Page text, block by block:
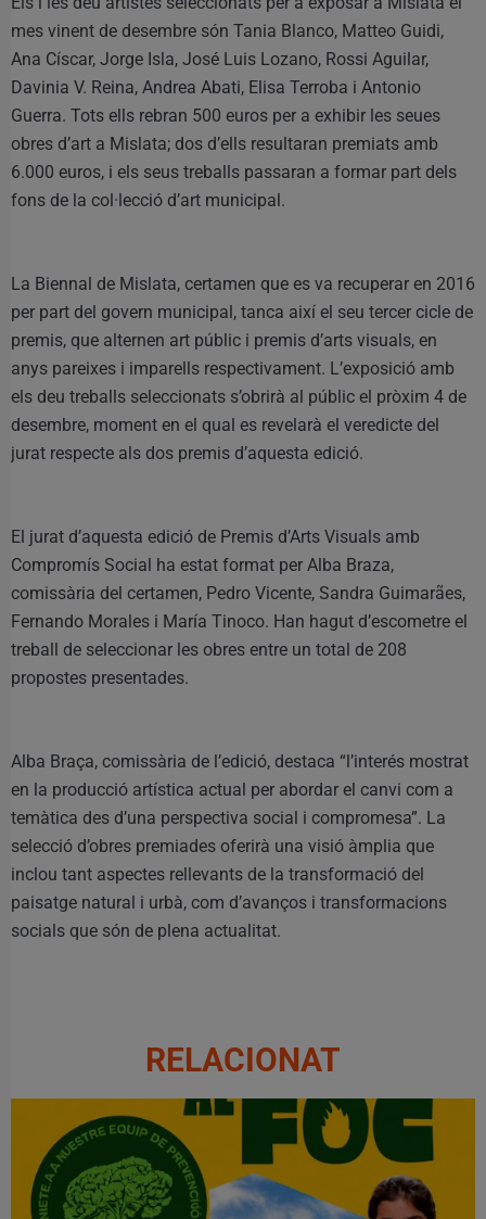
mes vinent de desembre són Tania Blanco, Matteo Guidi,
Ana Císcar, Jorge Isla, José Luis Lozano, Rossi Aguilar,
Davinia V. Reina, Andrea Abati, Elisa Terroba i Antonio
Guerra. Tots ells rebran 500 euros per a exhibir les seues
obres d’art a Mislata; dos d’ells resultaran premiats amb
6.000 euros, i els seus treballs passaran a formar part dels
fons de la col·lecció d’art municipal.
La Biennal de Mislata, certamen que es va recuperar en 2016
per part del govern municipal, tanca així el seu tercer cicle de
premis, que alternen art públic i premis d’arts visuals, en
anys pareixes i imparells respectivament. L’exposició amb
els deu treballs seleccionats s’obrirà al públic el pròxim 4 de
desembre, moment en el qual es revelarà el veredicte del
jurat respecte als dos premis d’aquesta edició.
El jurat d’aquesta edició de Premis d’Arts Visuals amb
Compromís Social ha estat format per Alba Braza,
comissària del certamen, Pedro Vicente, Sandra Guimarães,
Fernando Morales i María Tinoco. Han hagut d’escometre el
treball de seleccionar les obres entre un total de 208
propostes presentades.
Alba Braça, comissària de l’edició, destaca “l’interés mostrat
en la producció artística actual per abordar el canvi com a
temàtica des d’una perspectiva social i compromesa”. La
selecció d’obres premiades oferirà una visió àmplia que
inclou tant aspectes rellevants de la transformació del
paisatge natural i urbà, com d’avanços i transformacions
socials que són de plena actualitat.
RELACIONAT